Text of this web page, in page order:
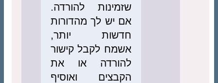
שזמינות להורדה.
אם יש לך מהדורות
חדשות יותר,
אשמח לקבל קישור
להורדה או את
הקבצים ואוסיף